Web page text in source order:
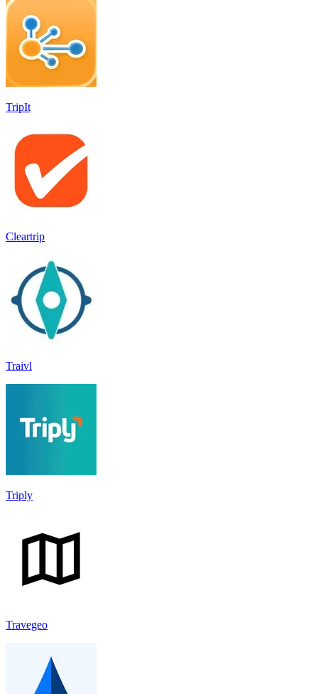
TripIt
Cleartrip
Traivl
Triply
Travegeo